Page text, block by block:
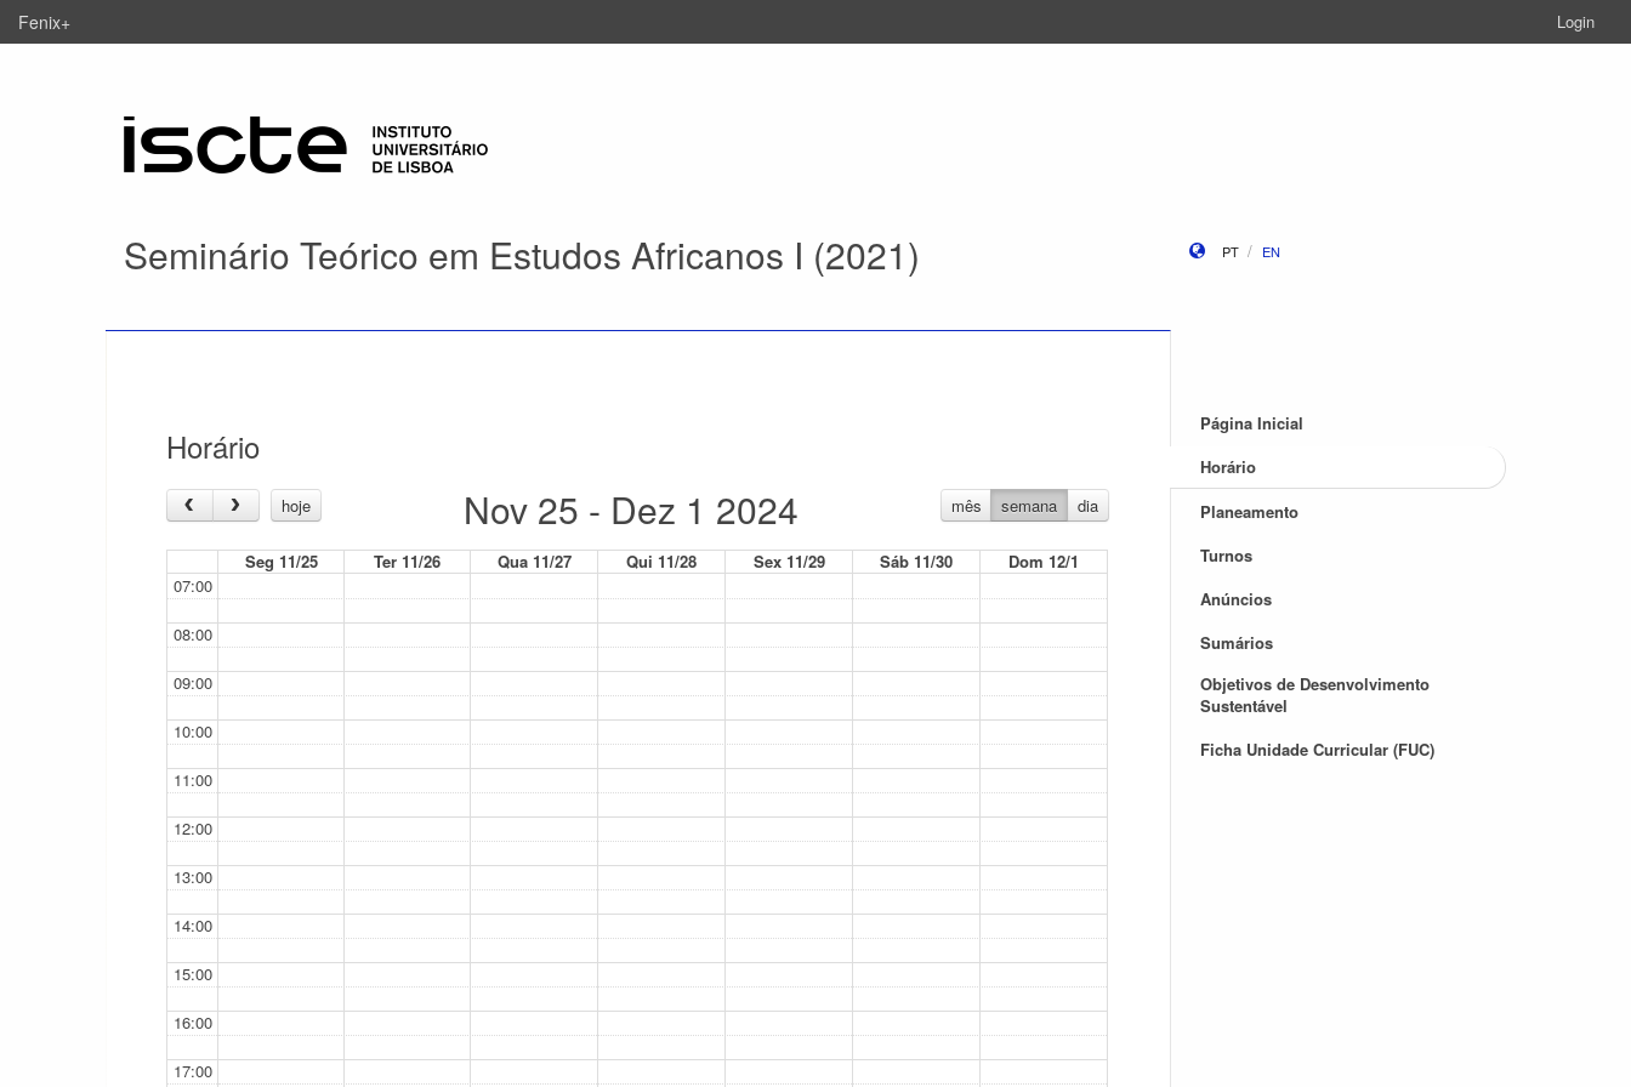
Fenix+ Login
Seminário Teórico em Estudos Africanos I (2021) PT EN
Horário
hoje mês semana dia
Nov 25 - Dez 1 2024
Seg 11/25 Ter 11/26 Qua 11/27 Qui 11/28 Sex 11/29 Sáb 11/30
Dom 12/1
07:00
08:00
09:00
10:00
11:00
12:00
13:00
14:00
15:00
16:00
17:00
Página Inicial
Horário
Planeamento
Turnos
Anúncios
Sumários
Objetivos de Desenvolvimento
Sustentável
Ficha Unidade Curricular (FUC)